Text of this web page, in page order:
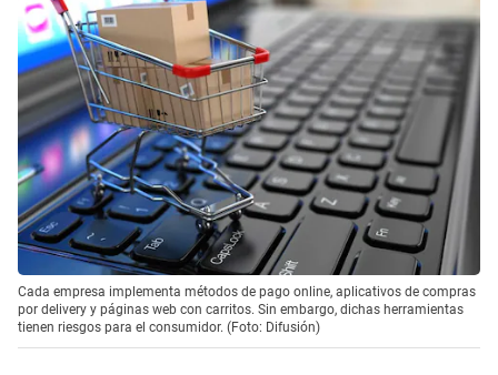
Cada empresa implementa métodos de pago online, aplicativos de compras
por delivery y páginas web con carritos. Sin embargo, dichas herramientas
tienen riesgos para el consumidor. (Foto: Difusión)